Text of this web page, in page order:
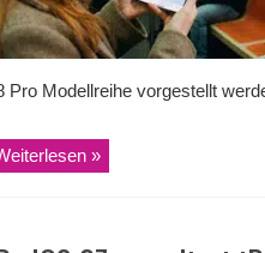
Pro Modellreihe vorgestellt
»